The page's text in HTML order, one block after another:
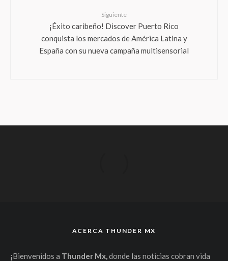
Siguiente
¡Éxito caribeño! Discover Puerto Rico
conquista los mercados de América Latina y
España con su nueva campaña multisensorial
ACERCA THUNDER MX
¡Bienvenidos a Thunder Mx,donde las noticias cobran vida